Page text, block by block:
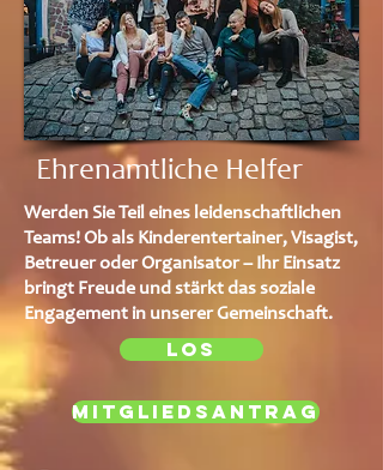
Ehrenamtliche Helfer
Werden Sie Teil eines leidenschaftlichen
Teams! Ob als Kinderentertainer, Visagist,
Betreuer oder Organisator – Ihr Einsatz
bringt Freude und stärkt das soziale
Engagement in unserer Gemeinschaft.
LOS
Mitgliedsantrag